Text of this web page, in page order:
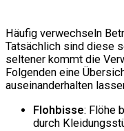
Häufig verwechseln
Tatsächlich sind diese
seltener kommt die
Folgenden eine
auseinanderhalten
Flohbisse: Flöhe
durch